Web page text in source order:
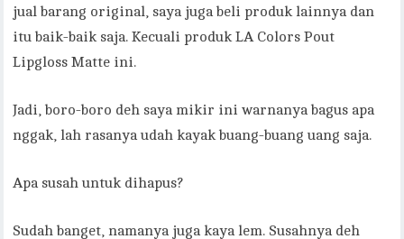
jual barang original, saya juga beli produk lainnya dan
itu baik-baik saja. Kecuali produk LA Colors Pout
Lipgloss Matte ini.
Jadi, boro-boro deh saya mikir ini warnanya bagus apa
nggak, lah rasanya udah kayak buang-buang uang saja.
Apa susah untuk dihapus?
Sudah banget, namanya juga kaya lem. Susahnya deh